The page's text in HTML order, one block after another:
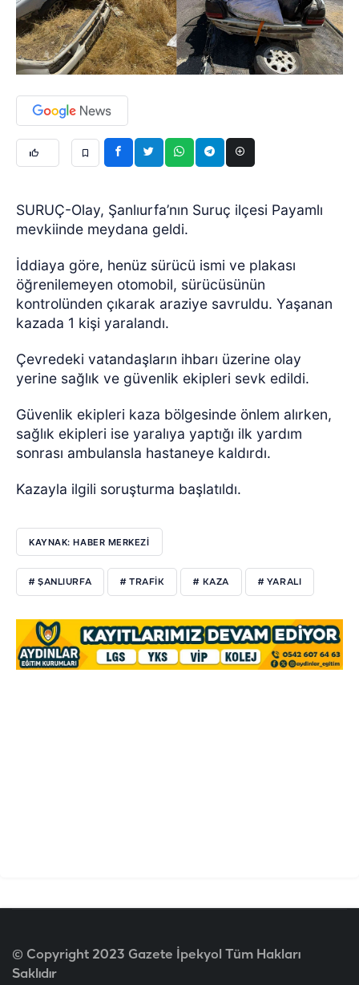
SURUÇ-Olay, Şanlıurfa’nın Suruç ilçesi Payamlı
mevkiinde meydana geldi.
İddiaya göre, henüz sürücü ismi ve plakası
öğrenilemeyen otomobil, sürücüsünün
kontrolünden çıkarak araziye savruldu. Yaşanan
kazada 1 kişi yaralandı.
Çevredeki vatandaşların ihbarı üzerine olay
yerine sağlık ve güvenlik ekipleri sevk edildi.
Güvenlik ekipleri kaza bölgesinde önlem alırken,
sağlık ekipleri ise yaralıya yaptığı ilk yardım
sonrası ambulansla hastaneye kaldırdı.
Kazayla ilgili soruşturma başlatıldı.
KAYNAK: HABER MERKEZİ
# ŞANLIURFA # TRAFİK # KAZA # YARALI
© Copyright 2023 Gazete İpekyol Tüm Hakları
Saklıdır